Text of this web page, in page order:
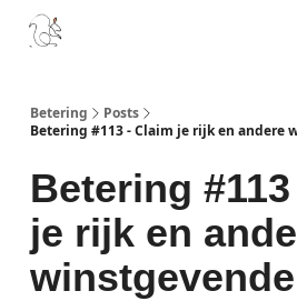
Betering
Posts
Betering #113 - Claim je rijk en andere
Betering
je rijk en